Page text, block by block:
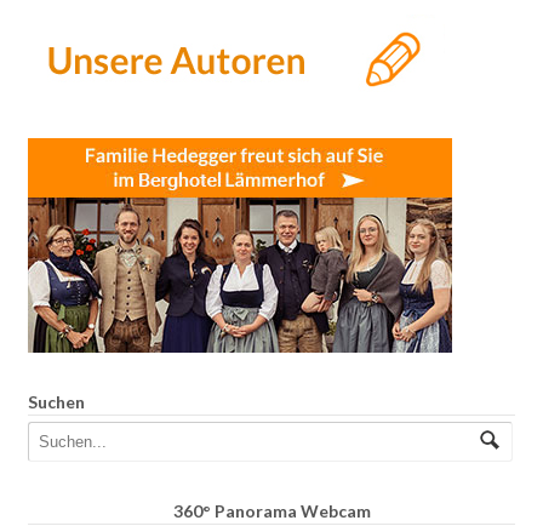
Suchen
360° Panorama Webcam